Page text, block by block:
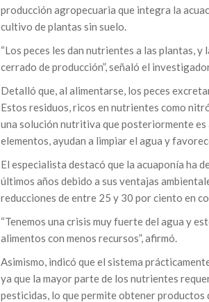
producción agropecuaria que integra la
cultivo de plantas sin suelo.
“Los peces les dan nutrientes a las plantas,
cerrado de producción”, señaló el
Detalló que, al alimentarse, los peces
Estos residuos, ricos en nutrientes como
una solución nutritiva que posteriormente es
elementos, ayudan a limpiar el agua y
El especialista destacó que la acuaponía ha
últimos años debido a sus ventajas
reducciones de entre 25 y 30 por ciento en
“Tenemos una crisis muy fuerte del agua y
alimentos con menos recursos”, afirmó.
Asimismo, indicó que el sistema
ya que la mayor parte de los nutrientes
pesticidas, lo que permite obtener productos